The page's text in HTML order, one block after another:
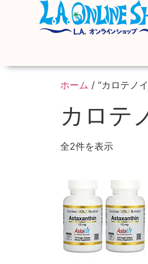
ホーム / “カロテノ
カロテ
全2件を表示